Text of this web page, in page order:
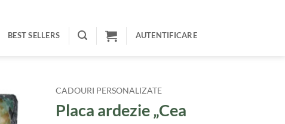
BEST SELLERS AUTENTIFICARE
CADOURI PERSONALIZATE
Placa ardezie „Cea